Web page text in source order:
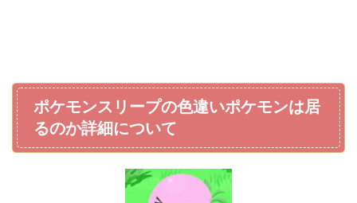
ポケモンスリープの色違いポケモンは居
るのか詳細について